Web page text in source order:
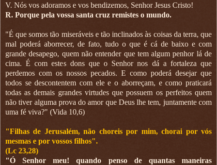
V. Nós vos adoramos e vos bendizemos, Senhor Jesus Cristo!
R. Porque pela vossa santa cruz remistes o mundo.
"É que somos tão miseráveis e tão inclinados às coisas da terra, que
mal poderá aborrecer, de fato, tudo o que é cá de baixo e com
grande desapego, quem não entender que tem algum penhor lá de
cima. É com estes dons que o Senhor nos dá a fortaleza que
perdemos com os nossos pecados. E como poderá desejar que
todos se descontentem com ele e o aborreçam, e como praticará
todas as demais grandes virtudes que possuem os perfeitos quem
não tiver alguma prova do amor que Deus lhe tem, juntamente com
uma fé viva?" (Vida 10,6)
"Filhas de Jerusalém, não choreis por mim, chorai por vós
mesmas e por vossos filhos".
(Lc 23,28)
"Ó Senhor meu! quando penso de quantas maneiras